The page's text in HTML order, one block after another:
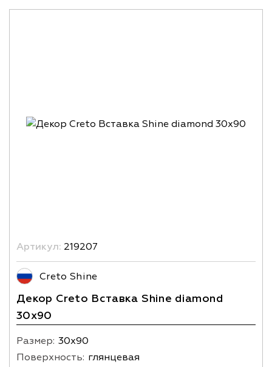
Артикул: 219207
Creto Shine
Декор Creto Вставка Shine diamond
30х90
Размер: 30х90
Поверхность: глянцевая